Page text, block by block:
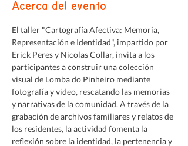
Acerca del evento
El taller "Cartografía Afectiva: Memoria,
Representación e Identidad", impartido por
Erick Peres y Nicolas Collar, invita a los
participantes a construir una colección
visual de Lomba do Pinheiro mediante
fotografía y video, rescatando las memorias
y narrativas de la comunidad. A través de la
grabación de archivos familiares y relatos de
los residentes, la actividad fomenta la
reflexión sobre la identidad, la pertenencia y